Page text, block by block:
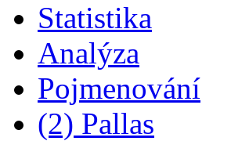
Statistika
Analýza
Pojmenování
(2) Pallas